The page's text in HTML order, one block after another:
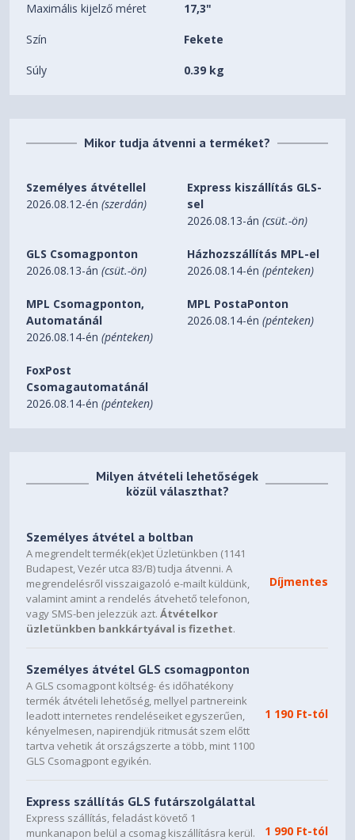
Maximális kijelző méret 17,3"
Szín Fekete
Súly 0.39 kg
Mikor tudja átvenni a terméket?
Személyes átvétellel
2026.08.12-én(szerdán)
Express kiszállítás GLS-
sel
2026.08.13-án(csüt.-ön)
GLS Csomagponton
2026.08.13-án(csüt.-ön)
Házhozszállítás MPL-el
2026.08.14-én(pénteken)
MPL Csomagponton,
Automatánál
2026.08.14-én(pénteken)
MPL PostaPonton
2026.08.14-én(pénteken)
FoxPost
Csomagautomatánál
2026.08.14-én(pénteken)
Milyen átvételi lehetőségek
közül választhat?
Személyes átvétel a boltban
A megrendelt termék(ek)et Üzletünkben (1141
Budapest, Vezér utca 83/B) tudja átvenni. A
megrendelésről visszaigazoló e-mailt küldünk,
valamint amint a rendelés átvehető telefonon,
vagy SMS-ben jelezzük azt.Átvételkor
üzletünkben bankkártyával is fizethet.
Díjmentes
Személyes átvétel GLS csomagponton
A GLS csomagpont költség- és időhatékony
termék átvételi lehetőség, mellyel partnereink
leadott internetes rendeléseiket egyszerűen,
kényelmesen, napirendjük ritmusát szem előtt
tartva vehetik át országszerte a több, mint 1100
GLS Csomagpont egyikén.
1 190 Ft-tól
Express szállítás GLS futárszolgálattal
Express szállítás, feladást követő 1
munkanapon belül a csomag kiszállításra kerül.
1 990 Ft-tól